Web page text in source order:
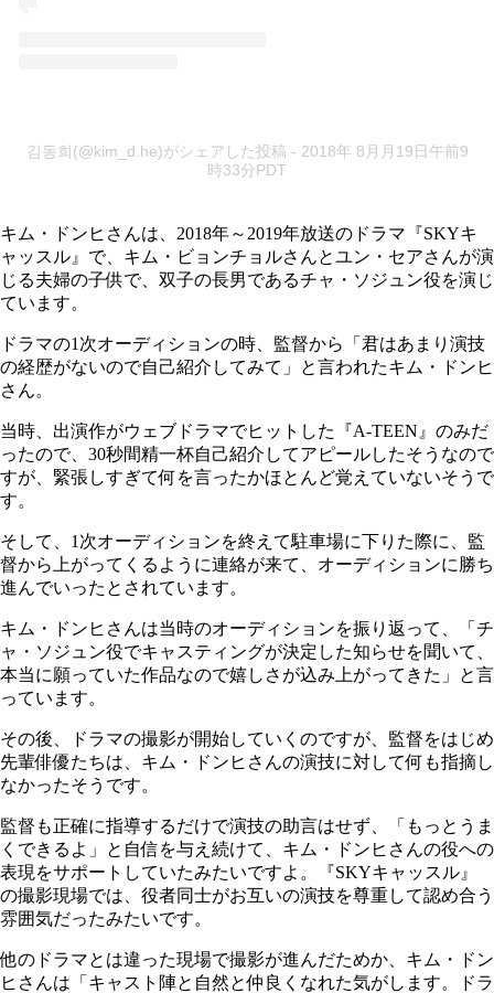
김동희(@kim_d.he)がシェアした投稿 - 2018年 8月月19日午前9
時33分PDT
キム・ドンヒさんは、2018年～2019年放送のドラマ『SKYキ
ャッスル』で、キム・ビョンチョルさんとユン・セアさんが演
じる夫婦の子供で、双子の長男であるチャ・ソジュン役を演じ
ています。
ドラマの1次オーディションの時、監督から「君はあまり演技
の経歴がないので自己紹介してみて」と言われたキム・ドンヒ
さん。
当時、出演作がウェブドラマでヒットした『A-TEEN』のみだ
ったので、30秒間精一杯自己紹介してアピールしたそうなので
すが、緊張しすぎて何を言ったかほとんど覚えていないそうで
す。
そして、1次オーディションを終えて駐車場に下りた際に、監
督から上がってくるように連絡が来て、オーディションに勝ち
進んでいったとされています。
キム・ドンヒさんは当時のオーディションを振り返って、「チ
ャ・ソジュン役でキャスティングが決定した知らせを聞いて、
本当に願っていた作品なので嬉しさが込み上がってきた」と言
っています。
その後、ドラマの撮影が開始していくのですが、監督をはじめ
先輩俳優たちは、キム・ドンヒさんの演技に対して何も指摘し
なかったそうです。
監督も正確に指導するだけで演技の助言はせず、「もっとうま
くできるよ」と自信を与え続けて、キム・ドンヒさんの役への
表現をサポートしていたみたいですよ。『SKYキャッスル』
の撮影現場では、役者同士がお互いの演技を尊重して認め合う
雰囲気だったみたいです。
他のドラマとは違った現場で撮影が進んだためか、キム・ドン
ヒさんは「キャスト陣と自然と仲良くなれた気がします。ドラ